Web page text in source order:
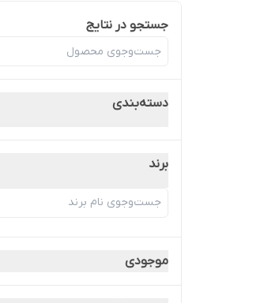
جستجو در نتایج
دسته‌بندی
برند
موجودی